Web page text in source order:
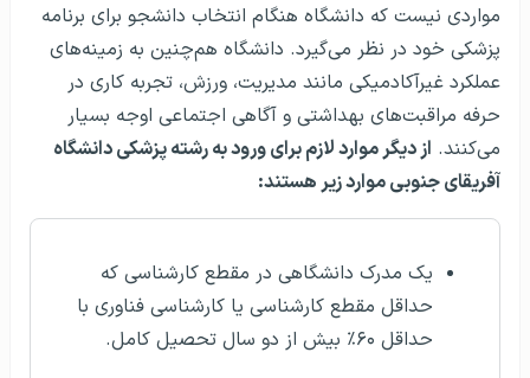
مواردی نیست که دانشگاه هنگام انتخاب دانشجو برای برنامه
پزشکی خود در نظر می‌گیرد. دانشگاه هم‌چنین به زمینه‌های
عملکرد غیرآکادمیکی مانند مدیریت، ورزش، تجربه کاری در
حرفه مراقبت‌های بهداشتی و آگاهی اجتماعی اوجه بسیار
می‌کنند. از دیگر موارد لازم برای ورود به رشته پزشکی دانشگاه
آفریقای جنوبی موارد زیر هستند:
یک مدرک دانشگاهی در مقطع کارشناسی که
حداقل مقطع کارشناسی یا کارشناسی فناوری با
حداقل ۶۰٪ بیش از دو سال تحصیل کامل.